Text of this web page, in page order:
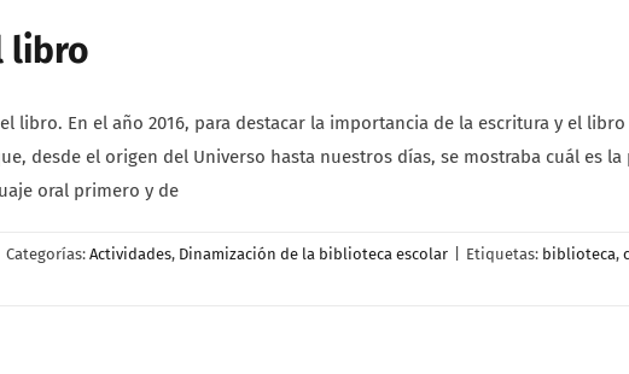
libro
libro. En el año 2016, para destacar la importancia de la escritura y el
desde el origen del Universo hasta nuestros días, se mostraba cuál es
oral primero y de
Categorías: Actividades, Dinamización de la biblioteca escolar Etiquetas: biblioteca,